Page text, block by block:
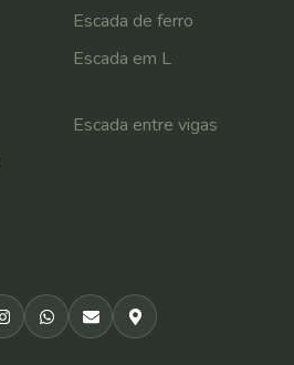
Escada de ferro
Escada em L
Escada entre vigas